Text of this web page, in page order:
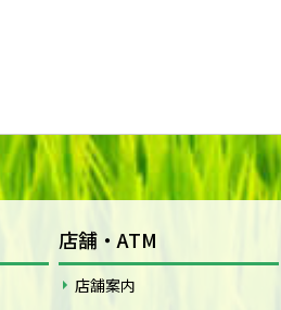
店舗・ATM
店舗案内